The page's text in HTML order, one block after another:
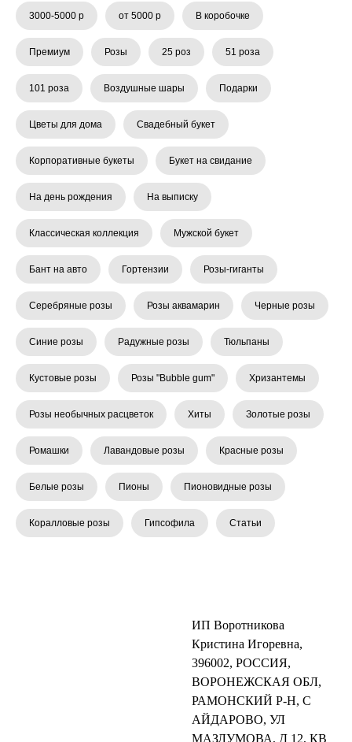
3000-5000 р от 5000 р В коробочке
Премиум Розы 25 роз 51 роза
101 роза Воздушные шары Подарки
Цветы для дома Свадебный букет
Корпоративные букеты Букет на свидание
На день рождения На выписку
Классическая коллекция Мужской букет
Бант на авто Гортензии Розы-гиганты
Серебряные розы Розы аквамарин Черные розы
Синие розы Радужные розы Тюльпаны
Кустовые розы Розы "Bubble gum" Хризантемы
Розы необычных расцветок Хиты Золотые розы
Ромашки Лавандовые розы Красные розы
Белые розы Пионы Пионовидные розы
Коралловые розы Гипсофила Статьи
ИП Воротникова
Кристина Игоревна,
396002, РОССИЯ,
ВОРОНЕЖСКАЯ ОБЛ,
РАМОНСКИЙ Р-Н, С
АЙДАРОВО, УЛ
МАЗЛУМОВА, Д 12, КВ